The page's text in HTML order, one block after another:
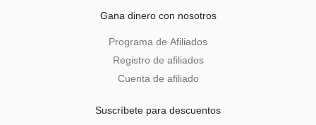
Gana dinero con nosotros
Programa de Afiliados
Registro de afiliados
Cuenta de afiliado
Suscríbete para descuentos